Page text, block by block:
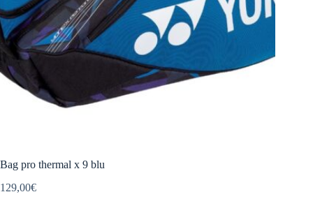
Bag pro thermal x 9 blu
129,00€